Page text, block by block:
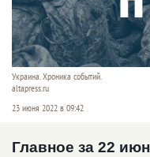
Украина. Хроника событий.
altapress.ru
23 июня 2022 в 09:42
Главное за 22